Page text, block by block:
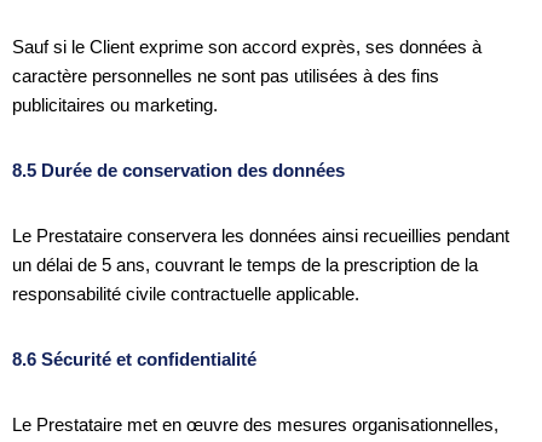
Sauf si le Client exprime son accord exprès, ses données à
caractère personnelles ne sont pas utilisées à des fins
publicitaires ou marketing.
8.5 Durée de conservation des données
Le Prestataire conservera les données ainsi recueillies pendant
un délai de 5 ans, couvrant le temps de la prescription de la
responsabilité civile contractuelle applicable.
8.6 Sécurité et confidentialité
Le Prestataire met en œuvre des mesures organisationnelles,